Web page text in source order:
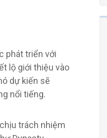
phát triển với
lộ giới thiệu vào
dự kiến ​​sẽ
nổi tiếng.
trách nhiệm